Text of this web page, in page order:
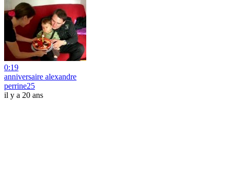
0:19
anniversaire alexandre
perrine25
il y a 20 ans